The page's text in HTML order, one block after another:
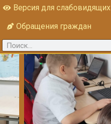
Версия для слабовидящих
Обращения граждан